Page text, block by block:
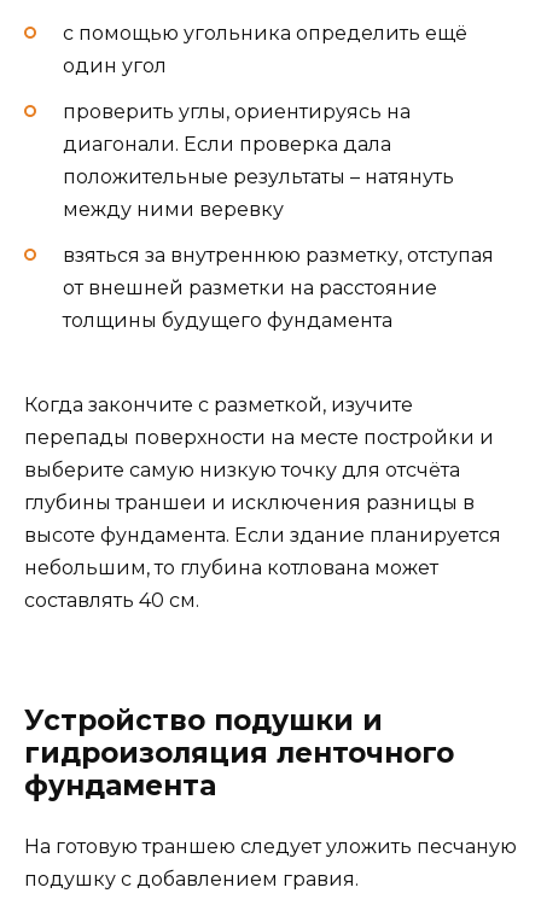
с помощью угольника определить ещё
один угол
проверить углы, ориентируясь на
диагонали. Если проверка дала
положительные результаты – натянуть
между ними веревку
взяться за внутреннюю разметку, отступая
от внешней разметки на расстояние
толщины будущего фундамента
Когда закончите с разметкой, изучите
перепады поверхности на месте постройки и
выберите самую низкую точку для отсчёта
глубины траншеи и исключения разницы в
высоте фундамента. Если здание планируется
небольшим, то глубина котлована может
составлять 40 см.
Устройство подушки и
гидроизоляция ленточного
фундамента
На готовую траншею следует уложить песчаную
подушку с добавлением гравия.